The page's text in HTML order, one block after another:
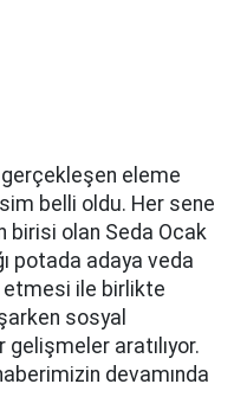
eleme
belli oldu. Her sene
birisi olan Seda Ocak
potada adaya veda
etmesi ile birlikte
sosyal
aratılıyor.
devamında